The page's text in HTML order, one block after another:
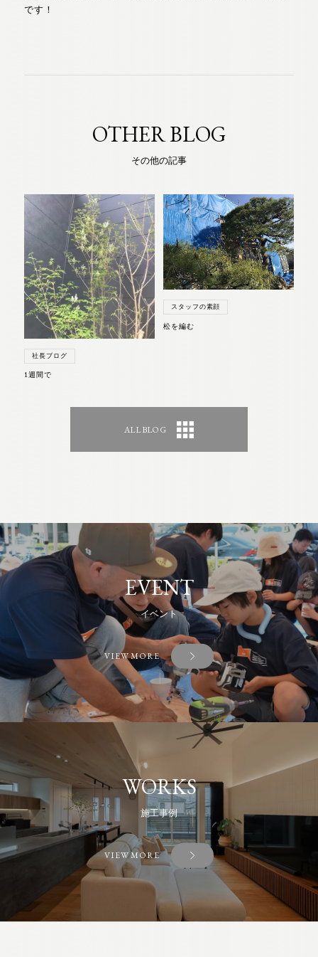
です！
OTHER BLOG
その他の記事
社長ブログ
1週間で
スタッフの素顔
松を編む
ALL BLOG
EVENT
イベント
VIEW MORE
WORKS
施工事例
VIEW MORE